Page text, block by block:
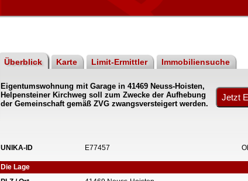
Überblick Karte Limit-Ermittler Immobiliensuche
Eigentumswohnung mit Garage in 41469 Neuss-Hoisten,
Helpensteiner Kirchweg soll zum Zwecke der Aufhebung
der Gemeinschaft gemäß ZVG zwangsversteigert werden.
UNIKA-ID E77457
Die Lage